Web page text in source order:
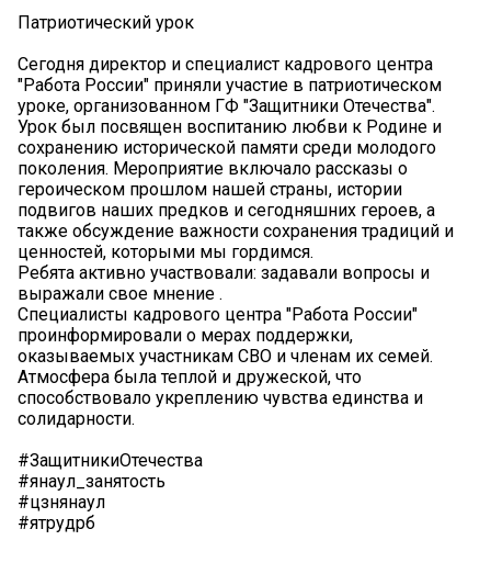
Патриотический урок
Сегодня директор и специалист кадрового центра
"Работа России" приняли участие в патриотическом
уроке, организованном ГФ "Защитники Отечества".
Урок был посвящен воспитанию любви к Родине и
сохранению исторической памяти среди молодого
поколения. Мероприятие включало рассказы о
героическом прошлом нашей страны, истории
подвигов наших предков и сегодняшних героев, а
также обсуждение важности сохранения традиций и
ценностей, которыми мы гордимся.
Ребята активно участвовали: задавали вопросы и
выражали свое мнение .
Специалисты кадрового центра "Работа России"
проинформировали о мерах поддержки,
оказываемых участникам СВО и членам их семей.
Атмосфера была теплой и дружеской, что
способствовало укреплению чувства единства и
солидарности.
#ЗащитникиОтечества
#янаул_занятость
#цзнянаул
#ятрудрб